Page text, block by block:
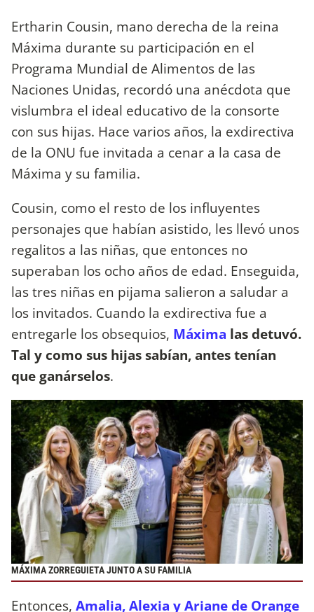
Ertharin Cousin, mano derecha de la reina
Máxima durante su participación en el
Programa Mundial de Alimentos de las
Naciones Unidas, recordó una anécdota que
vislumbra el ideal educativo de la consorte
con sus hijas. Hace varios años, la exdirectiva
de la ONU fue invitada a cenar a la casa de
Máxima y su familia.
Cousin, como el resto de los influyentes
personajes que habían asistido, les llevó unos
regalitos a las niñas, que entonces no
superaban los ocho años de edad. Enseguida,
las tres niñas en pijama salieron a saludar a
los invitados. Cuando la exdirectiva fue a
entregarle los obsequios, Máxima las detuvó.
Tal y como sus hijas sabían, antes tenían
que ganárselos.
MÁXIMA ZORREGUIETA JUNTO A SU FAMILIA
Entonces, Amalia, Alexia y Ariane de Orange